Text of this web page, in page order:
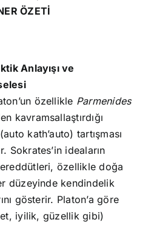
ÖZETİ
Anlayışı ve
özellikle Parmenides
kavramsallaştırdığı
kath’auto) tartışması
Sokrates’in ideaların
özellikle doğa
düzeyinde kendindelik
gösterir. Platon’a göre
iyilik, güzellik gibi)